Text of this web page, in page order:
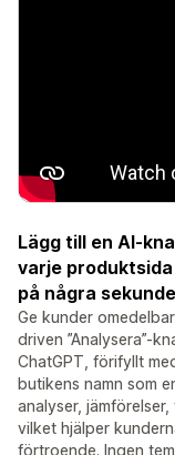
Lägg till en AI-
varje
på några
Ge kunder
driven ”Analysera”-
ChatGPT, förifyllt
butikens namn som
analyser,
vilket hjälper
förtroende. Ingen